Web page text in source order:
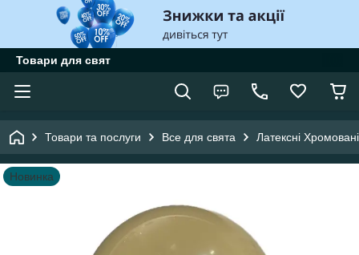
Товари для свят
Товари та послуги Все для свята Латексні Хромовані
Новинка